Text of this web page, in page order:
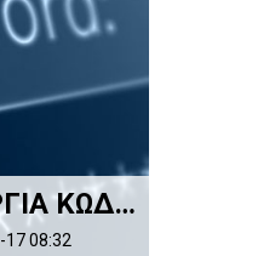
ΔΗΜΙΟΥΡΓΙΑ ΚΩΔΙΚΟΥ ΑΣΦΑΛΕΙΑΣ
08:32